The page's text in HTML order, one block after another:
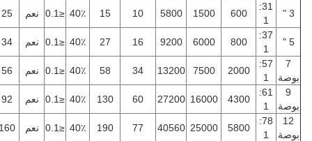
31:
600
1500
5800
10
15 40٪ ≤0.1 نعم 25
37:
800
6000
9200
16
27 40٪ ≤0.1 نعم
34
بوصة
57:
2000
7500
13200
34
58 40٪ ≤0.1 نعم
56
بوصة
61:
4300
16000
27200
60
130 40٪ ≤0.1 نعم
92
12
بوصة
78:
5800
25000
40560
77
190 40٪ ≤0.1 نعم
160